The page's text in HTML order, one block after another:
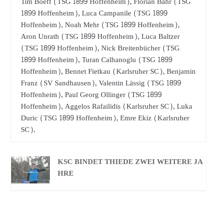
1899 Hoffenheim), Luca Campanile (TSG 1899
Hoffenheim), Noah Mehr (TSG 1899 Hoffenheim),
Aron Unrath (TSG 1899 Hoffenheim), Luca Baltzer
(TSG 1899 Hoffenheim), Nick Breitenbücher (TSG
1899 Hoffenheim), Turan Calhanoglu (TSG 1899
Hoffenheim), Bennet Fietkau (Karlsruher SC), Benjamin
Franz (SV Sandhausen), Valentin Lässig (TSG 1899
Hoffenheim), Paul Georg Ollinger (TSG 1899
Hoffenheim), Aggelos Rafailidis (Karlsruher SC), Luka
Duric (TSG 1899 Hoffenheim), Emre Ekiz (Karlsruher
SC).
KSC BINDET THIEDE ZWEI WEITERE JA
HRE